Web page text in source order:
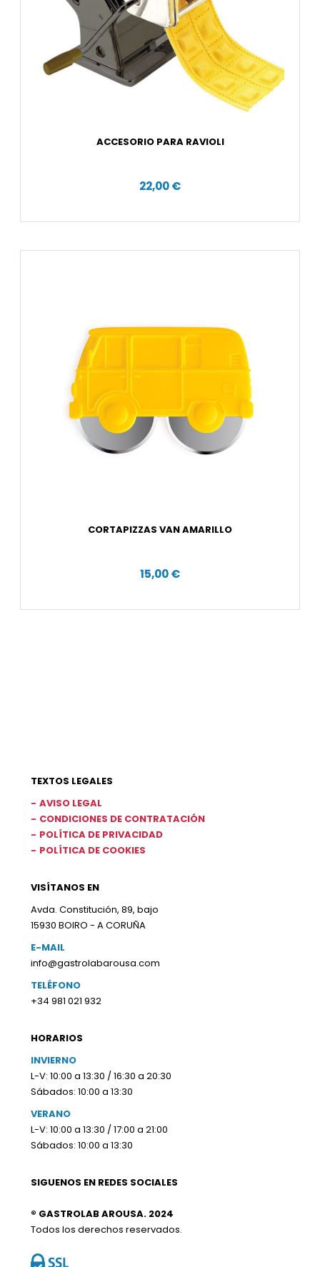
ACCESORIO PARA RAVIOLI
22,00 €
CORTAPIZZAS VAN AMARILLO
15,00 €
TEXTOS LEGALES
AVISO LEGAL
CONDICIONES DE CONTRATACIÓN
POLÍTICA DE PRIVACIDAD
POLÍTICA DE COOKIES
VISÍTANOS EN
Avda. Constitución, 89, bajo
15930 BOIRO - A CORUÑA
E-MAIL
info@gastrolabarousa.com
TELÉFONO
+34 981 021 932
HORARIOS
INVIERNO
L-V: 10:00 a 13:30 / 16:30 a 20:30
Sábados: 10:00 a 13:30
VERANO
L-V: 10:00 a 13:30 / 17:00 a 21:00
Sábados: 10:00 a 13:30
SIGUENOS EN REDES SOCIALES
® GASTROLAB AROUSA. 2024
Todos los derechos reservados.